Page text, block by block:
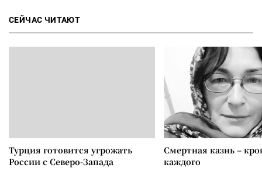
СЕЙЧАС ЧИТАЮТ
Турция готовится угрожать
России с Северо-Запада
Смертная казнь –
каждого